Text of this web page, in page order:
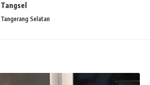
Tangsel
Tangerang Selatan